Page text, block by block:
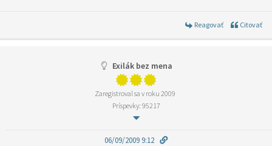
Reagovať Citovať
Exilák bez mena
Zaregistroval sa v roku 2009
Príspevky: 95217
06/09/2009 9:12